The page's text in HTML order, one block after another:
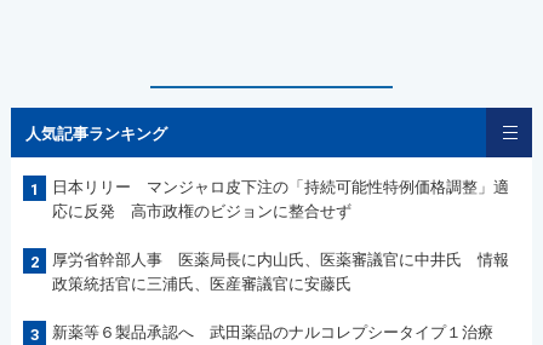
人気記事ランキング
1
日本リリー マンジャロ皮下注の「持続可能性特例価格調整」適
応に反発 高市政権のビジョンに整合せず
2
厚労省幹部人事 医薬局長に内山氏、医薬審議官に中井氏 情報
政策統括官に三浦氏、医産審議官に安藤氏
3
新薬等６製品承認へ 武田薬品のナルコレプシータイプ１治療